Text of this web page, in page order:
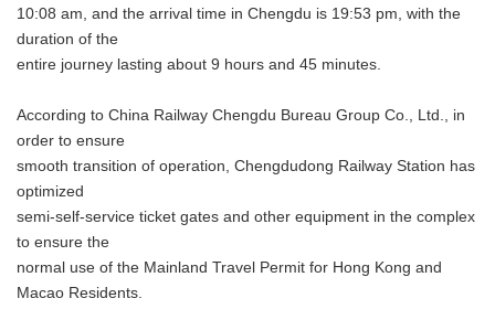
10:08 am, and the arrival time in Chengdu is 19:53 pm, with the
duration of the
entire journey lasting about 9 hours and 45 minutes.
According to China Railway Chengdu Bureau Group Co., Ltd., in
order to ensure
smooth transition of operation, Chengdudong Railway Station has
optimized
semi-self-service ticket gates and other equipment in the complex
to ensure the
normal use of the Mainland Travel Permit for Hong Kong and
Macao Residents.